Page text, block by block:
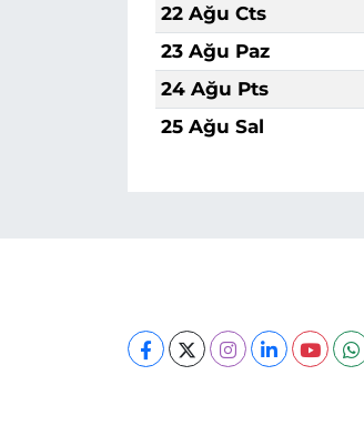
22 Ağu Cts
23 Ağu Paz
24 Ağu Pts
25 Ağu Sal